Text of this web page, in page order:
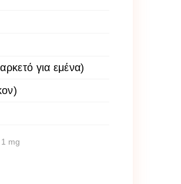
για εμένα)
1 mg